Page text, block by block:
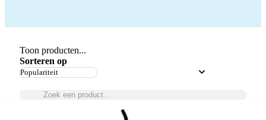
Toon producten...
Sorteren op